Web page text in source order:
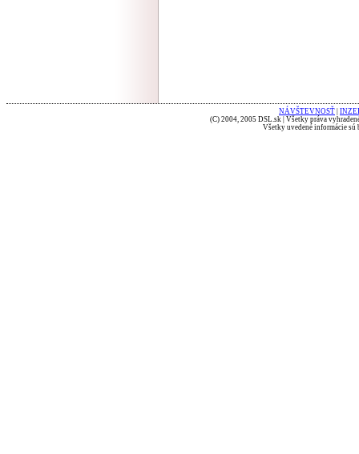
NÁVŠTEVNOSŤ
(C) 2004, 2005 DSL.sk | Všetky práva
Všetky uvedené informácie sú